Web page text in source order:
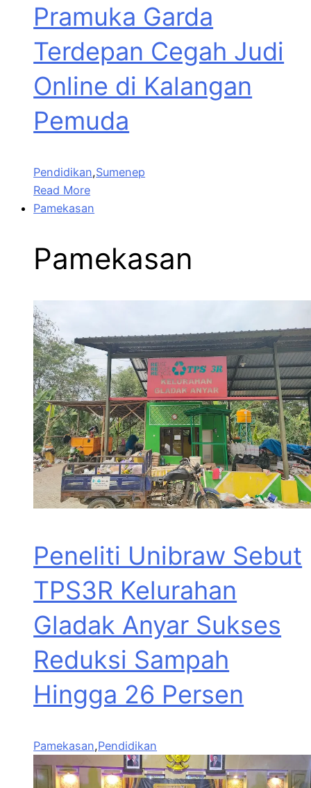
Pramuka Garda
Terdepan Cegah Judi
Online di Kalangan
Pemuda
Pendidikan,Sumenep
Read More
Pamekasan
Pamekasan
Peneliti Unibraw Sebut
TPS3R Kelurahan
Gladak Anyar Sukses
Reduksi Sampah
Hingga 26 Persen
Pamekasan,Pendidikan